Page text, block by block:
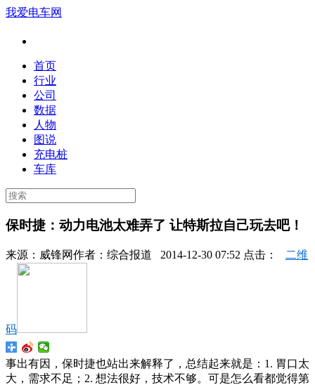
我爱电车网
首页
行业
公司
数据
人物
图说
充电桩
车库
保时捷：动力电池太难弄了 让特斯拉自己玩去吧！
来源： 威锋网作者： 综合报道 2014-12-30 07:52 点击： 二维
码
事出有因，保时捷也站出来解释了，总结起来就是：1. 胃口太
大，需求不足；2. 想法很好，技术不够。可是怎么看都觉得第